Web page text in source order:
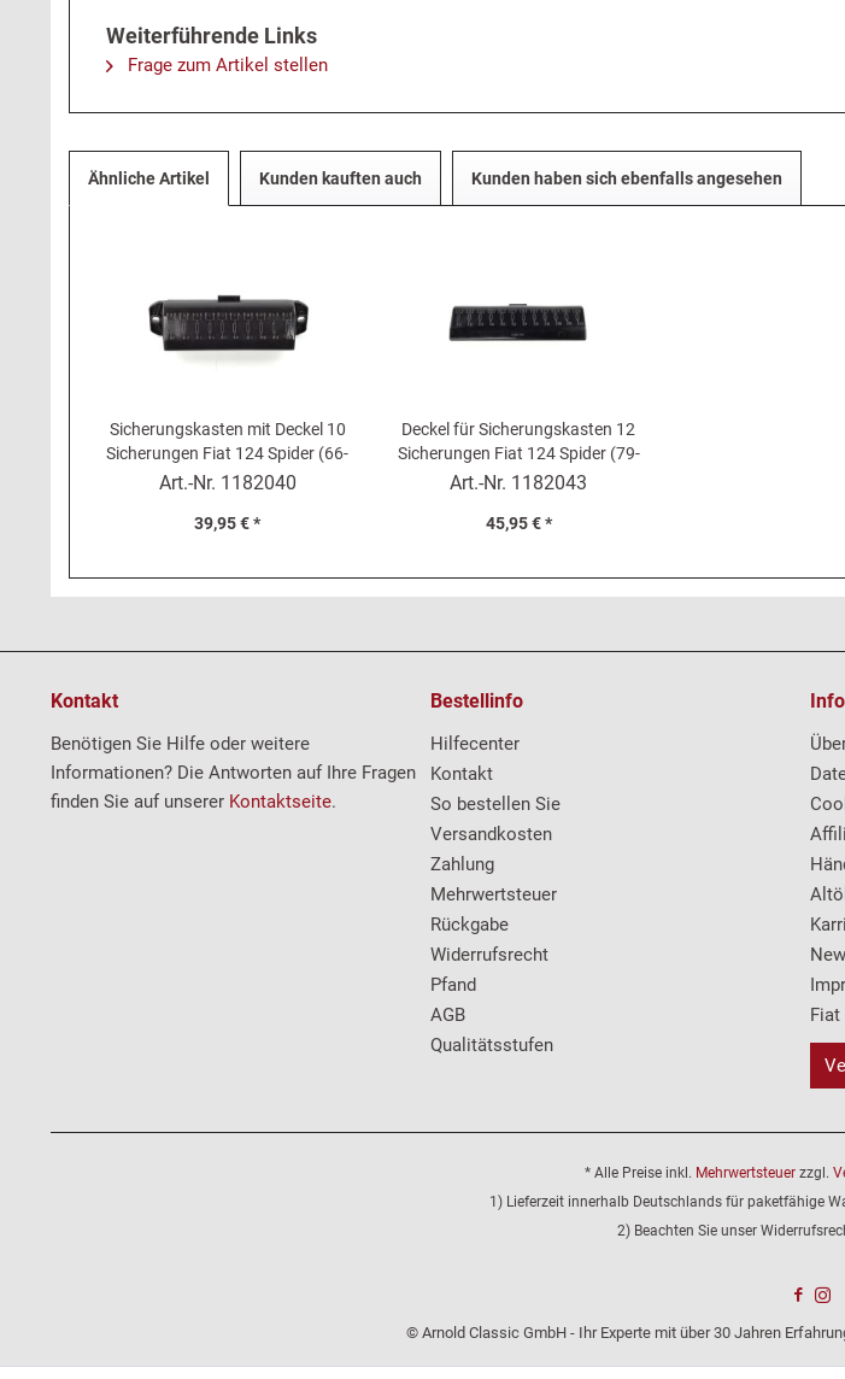
Weiterführende Links
Frage zum Artikel stellen
Ähnliche Artikel Kunden kauften auch Kunden haben sich ebenfalls angesehen
Sicherungskasten mit Deckel 10
Sicherungen Fiat 124 Spider (66-
78), 124 Coupé
Art.-Nr. 1182040
39,95 € *
Deckel für Sicherungskasten 12
Sicherungen Fiat 124 Spider (79-
85)
Art.-Nr. 1182043
45,95 € *
Kontakt
Benötigen Sie Hilfe oder weitere
Informationen? Die Antworten auf Ihre Fragen
finden Sie auf unserer Kontaktseite.
Bestellinfo
Hilfecenter
Kontakt
So bestellen Sie
Versandkosten
Zahlung
Mehrwertsteuer
Rückgabe
Widerrufsrecht
Pfand
AGB
Qualitätsstufen
Fiat
* Alle Preise inkl. Mehrwertsteuer zzgl.
1) Lieferzeit innerhalb Deutschlands für paketfähige
2) Beachten Sie unser
© Arnold Classic GmbH - Ihr Experte mit über 30 Jahren